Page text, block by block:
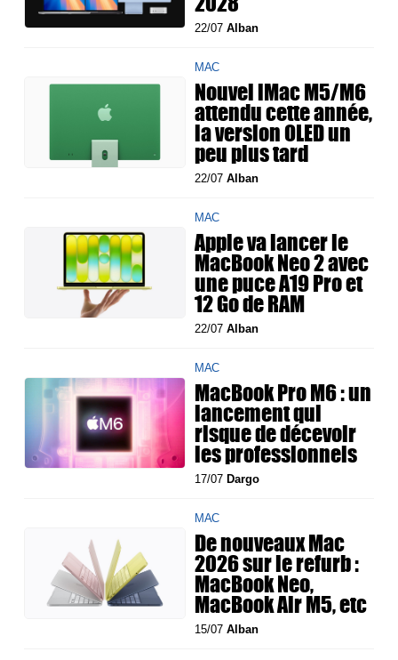
22/07Alban
MAC
Nouvel iMac M5/M6
attendu cette année,
la version OLED un
peu plus tard
22/07Alban
MAC
Apple va lancer le
MacBook Neo 2 avec
une puce A19 Pro et
12 Go de RAM
22/07Alban
MAC
MacBook Pro M6 : un
lancement qui
risque de décevoir
les professionnels
17/07 Dargo
MAC
De nouveaux Mac
2026 sur le refurb :
MacBook Neo,
MacBook Air M5, etc
15/07Alban